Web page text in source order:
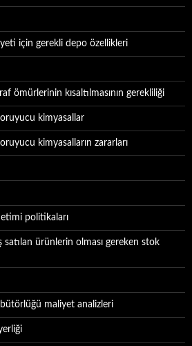
için gerekli depo özellikleri
ömürlerinin kısaltılmasının gerekliliği
kimyasallar
kimyasalların zararları
politikaları
satılan ürünlerin olması gereken stok
maliyet analizleri